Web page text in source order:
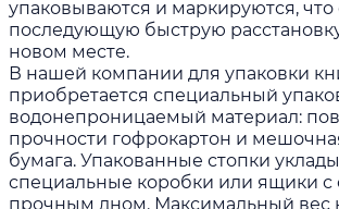
упаковываются и маркируются, что
последующую быструю
новом месте.
В нашей компании для упаковки
приобретается специальный
водонепроницаемый материал:
прочности гофрокартон и
бумага. Упакованные стопки
специальные коробки или ящики с
прочным дном. Максимальный вес